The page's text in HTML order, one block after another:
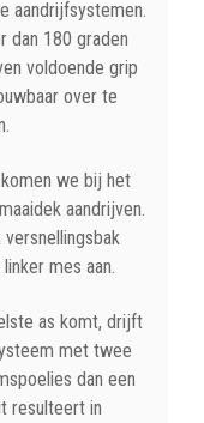
aandrijfsystemen.
dan 180 graden
voldoende grip
over te
we bij het
aandrijven.
mes aan.
as komt, drijft
met twee
dan een
resulteert in